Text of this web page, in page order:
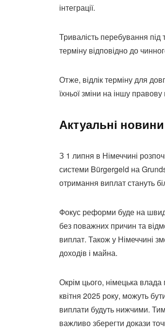
інтеграції.
Тривалість перебування під
терміну відповідно до
Отже, відлік терміну для
їхньої зміни на іншу
Актуальні
З 1 липня в Німеччині
системи Bürgergeld на
отримання виплат стануть
Фокус реформи буде на
без поважних причин та
виплат. Також у Німеччині
доходів і майна.
Окрім цього, німецька
квітня 2025 року, можуть
виплати будуть нижчими.
важливо зберегти докази